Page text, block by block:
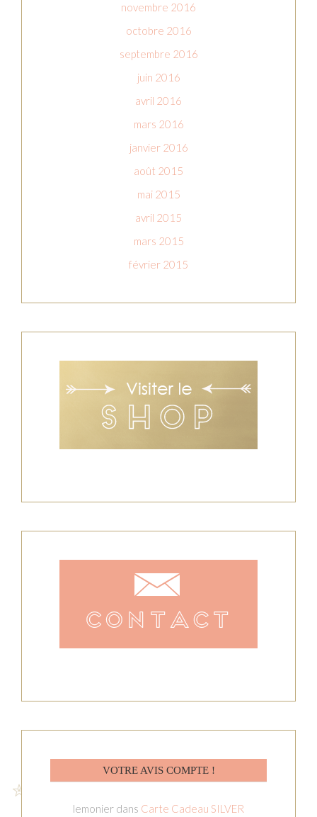
novembre 2016
octobre 2016
septembre 2016
juin 2016
avril 2016
mars 2016
janvier 2016
août 2015
mai 2015
avril 2015
mars 2015
février 2015
VOTRE AVIS COMPTE !
lemonier dans Carte Cadeau SILVER